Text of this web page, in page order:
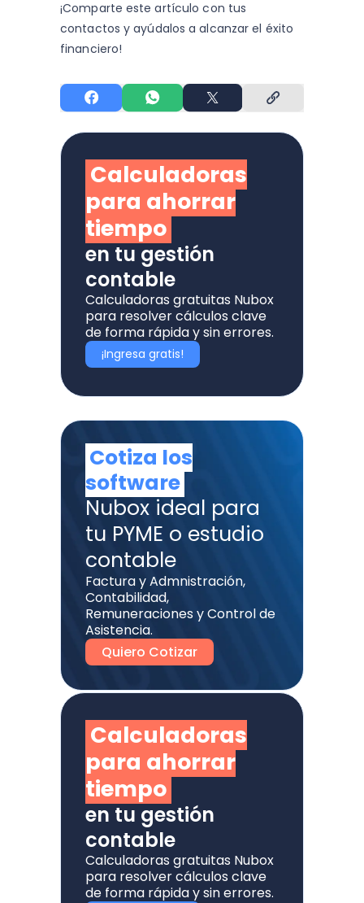
¡Comparte este artículo con tus
contactos y ayúdalos a alcanzar el éxito
financiero!
Calculadoras
para ahorrar
tiempo
en tu gestión
contable
Calculadoras gratuitas Nubox
para resolver cálculos clave
de forma rápida y sin errores.
¡Ingresa gratis!
Calculadoras
para ahorrar
tiempo
en tu gestión
contable
Calculadoras gratuitas Nubox
para resolver cálculos clave
de forma rápida y sin errores.
Cotiza los
software
Nubox ideal para
tu PYME o estudio
contable
Factura y Admnistración,
Contabilidad,
Remuneraciones y Control de
Asistencia.
Quiero Cotizar